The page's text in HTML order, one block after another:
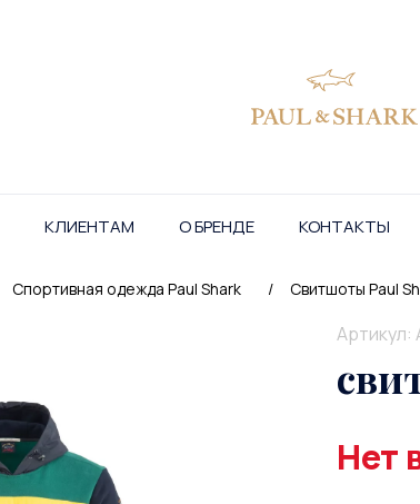
КЛИЕНТАМ О БРЕНДЕ КОНТАКТЫ
Спортивная одежда Paul Shark / Свитшоты Paul
Артикул:
Нет